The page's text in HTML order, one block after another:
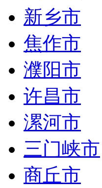
新乡市
焦作市
濮阳市
许昌市
漯河市
三门峡市
商丘市